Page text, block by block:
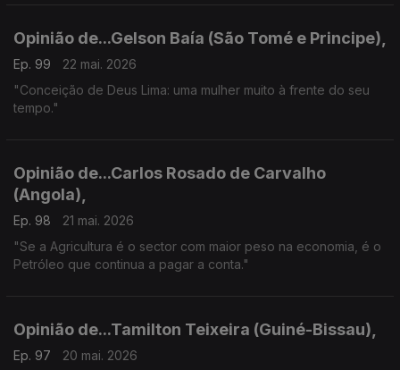
Opinião de...Gelson Baía (São Tomé e Principe),
Ep. 99
22 mai. 2026
"Conceição de Deus Lima: uma mulher muito à frente do seu
tempo."
Opinião de...Carlos Rosado de Carvalho
(Angola),
Ep. 98
21 mai. 2026
"Se a Agricultura é o sector com maior peso na economia, é o
Petróleo que continua a pagar a conta."
Opinião de...Tamilton Teixeira (Guiné-Bissau),
Ep. 97
20 mai. 2026